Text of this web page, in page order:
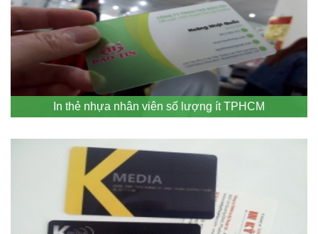
In thẻ nhựa nhân viên số lượng ít TPHCM